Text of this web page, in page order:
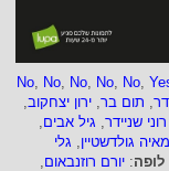
No, No, No, No, No,
, תום בר, ירון יצחקוב,
רוני שניידר, גיל אבים,
מאיה גולדשטיין, גלי
לופה: יורם רוזנבאום,